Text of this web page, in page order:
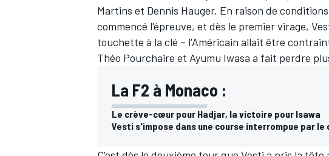
WEC
Martins et Dennis Hauger. En raison de
commencé l'épreuve, et dès le premier virage,
touchette à la clé – l'Américain allait être
Théo Pourchaire et Ayumu Iwasa a fait perdre
La F2 à Monaco :
Le crève-cœur pour Hadjar, la victoire pour Isawa
Vesti s'impose dans une course interrompue par le